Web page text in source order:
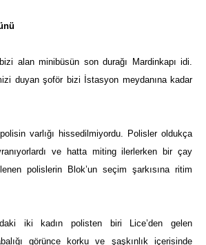
alan minibüsün son durağı Mardinkapı idi.
duyan şoför bizi İstasyon meydanına kadar
varlığı hissedilmiyordu. Polisler oldukça
ve hatta miting ilerlerken bir çay
polislerin Blok’un seçim şarkısına ritim
iki kadın polisten biri Lice’den gelen
görünce korku ve şaşkınlık içerisinde